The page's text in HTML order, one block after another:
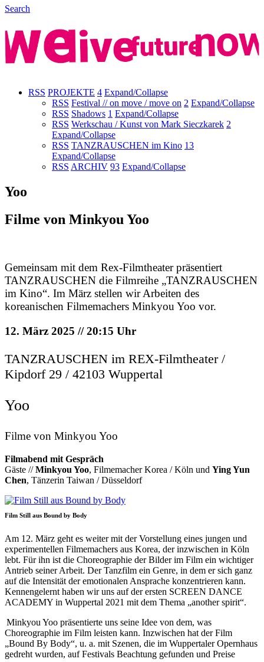
Search
RSS PROJEKTE 4 Expand/Collapse
RSS Festival // on move / move on 2 Expand/Collapse
RSS Shadows 1 Expand/Collapse
RSS Werkschau / Kunst von Mark Sieczkarek 2
Expand/Collapse
RSS TANZRAUSCHEN im Kino 13
Expand/Collapse
RSS ARCHIV 93 Expand/Collapse
Yoo
Filme von Minkyou Yoo
Gemeinsam mit dem Rex-Filmtheater präsentiert
TANZRAUSCHEN die Filmreihe „TANZRAUSCHEN
im Kino“. Im März stellen wir Arbeiten des
koreanischen Filmemachers Minkyou Yoo vor.
12. März 2025 // 20:15 Uhr
TANZRAUSCHEN im REX-Filmtheater /
Kipdorf 29 / 42103 Wuppertal
Yoo
Filme von Minkyou Yoo
Filmabend mit Gespräch
Gäste //Minkyou Yoo, Filmemacher Korea / Köln und Ying Yun
Chen, Tänzerin Taiwan / Düsseldorf
Film Still aus Bound by Body
Am 12. März geht es weiter mit der Vorstellung eines jungen und
experimentellen Filmemachers aus Korea, der inzwischen in Köln
lebt. Für ihn ist die Choreographie der Bilder im Film ein wichtiger
Antrieb seiner Arbeit. Der Tanzfilm ein Genre, in dem er sich ganz
auf die Intensität der emotionalen Ansprache konzentrieren kann.
Kennengelernt haben wir uns auf der ersten SCREEN DANCE
ACADEMY in Wuppertal 2021 mit dem Thema „another spirit“.
Minkyou Yoo präsentierte uns seine Idee von dem, was
Choreographie im Film leisten kann. Inzwischen hat der Film
„Bound By Body“, u. a. mit Szenen, die im Wuppertaler Opernhaus
gedreht wurden, auf Festivals Beachtung gefunden und Preise